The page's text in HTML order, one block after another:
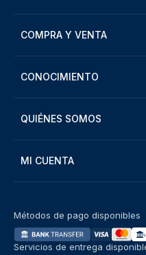
COMPRA Y VENTA
CONOCIMIENTO
QUIÉNES SOMOS
MI CUENTA
Métodos de pago disponibles
Servicios de entrega